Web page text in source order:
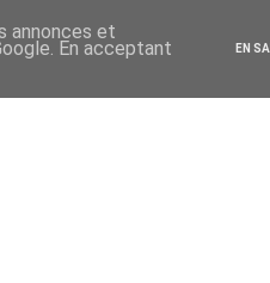
annonces et
En acceptant EN